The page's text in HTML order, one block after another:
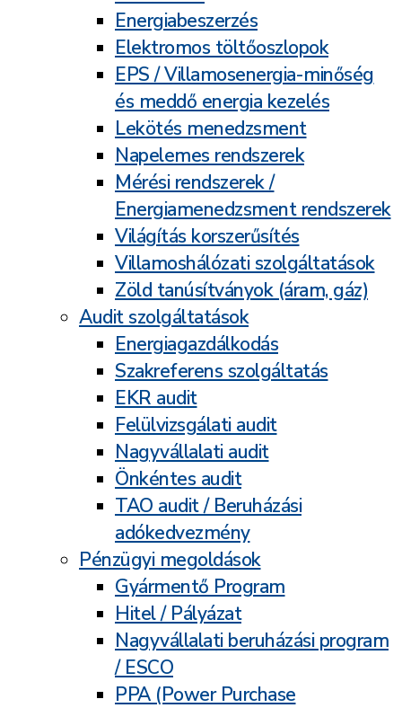
Energiabeszerzés
Elektromos töltőoszlopok
EPS / Villamosenergia-minőség
és meddő energia kezelés
Lekötés menedzsment
Napelemes rendszerek
Mérési rendszerek /
Energiamenedzsment rendszerek
Világítás korszerűsítés
Villamoshálózati szolgáltatások
Zöld tanúsítványok (áram, gáz)
Audit szolgáltatások
Energiagazdálkodás
Szakreferens szolgáltatás
EKR audit
Felülvizsgálati audit
Nagyvállalati audit
Önkéntes audit
TAO audit / Beruházási
adókedvezmény
Pénzügyi megoldások
Gyármentő Program
Hitel / Pályázat
Nagyvállalati beruházási program
/ ESCO
PPA (Power Purchase